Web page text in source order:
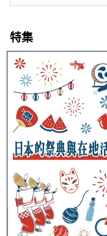
特集